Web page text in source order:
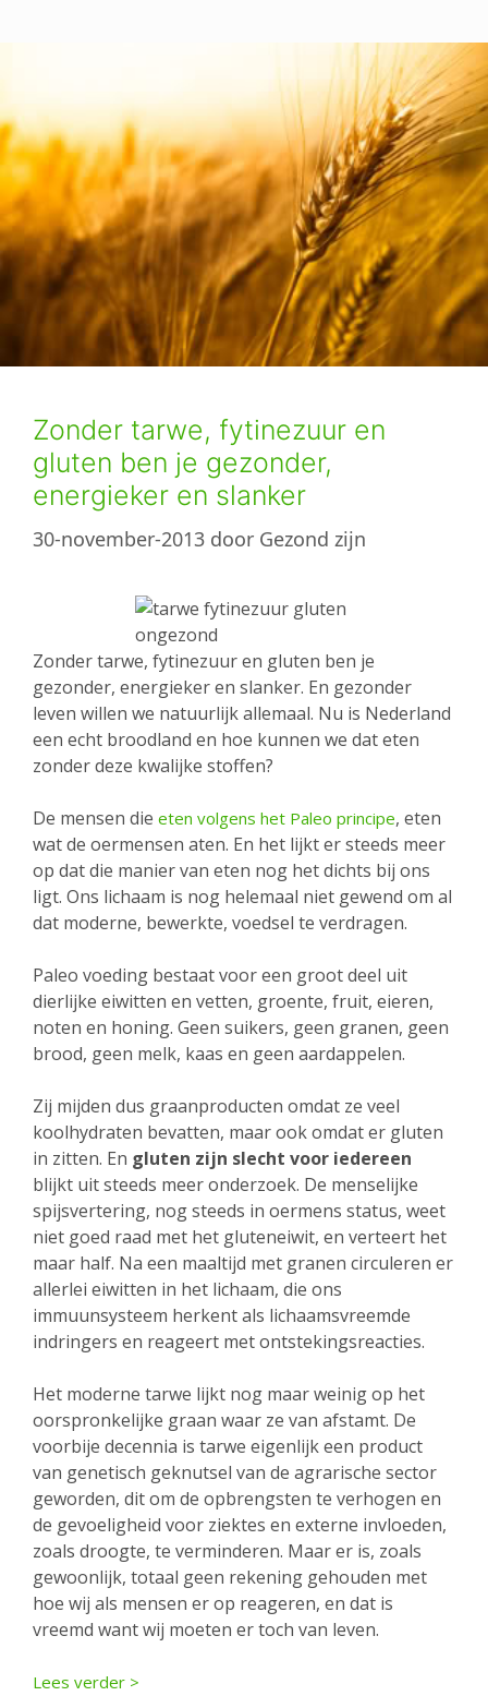
Zonder tarwe, fytinezuur en
gluten ben je gezonder,
energieker en slanker
30-november-2013 door Gezond zijn
Zonder tarwe, fytinezuur en gluten ben je
gezonder, energieker en slanker. En gezonder
leven willen we natuurlijk allemaal. Nu is Nederland
een echt broodland en hoe kunnen we dat eten
zonder deze kwalijke stoffen?
De mensen die eten volgens het Paleo principe, eten
wat de oermensen aten. En het lijkt er steeds meer
op dat die manier van eten nog het dichts bij ons
ligt. Ons lichaam is nog helemaal niet gewend om al
dat moderne, bewerkte, voedsel te verdragen.
Paleo voeding bestaat voor een groot deel uit
dierlijke eiwitten en vetten, groente, fruit, eieren,
noten en honing. Geen suikers, geen granen, geen
brood, geen melk, kaas en geen aardappelen.
Zij mijden dus graanproducten omdat ze veel
koolhydraten bevatten, maar ook omdat er gluten
in zitten. En gluten zijn slecht voor iedereen
blijkt uit steeds meer onderzoek. De menselijke
spijsvertering, nog steeds in oermens status, weet
niet goed raad met het gluteneiwit, en verteert het
maar half. Na een maaltijd met granen circuleren er
allerlei eiwitten in het lichaam, die ons
immuunsysteem herkent als lichaamsvreemde
indringers en reageert met ontstekingsreacties.
Het moderne tarwe lijkt nog maar weinig op het
oorspronkelijke graan waar ze van afstamt. De
voorbije decennia is tarwe eigenlijk een product
van genetisch geknutsel van de agrarische sector
geworden, dit om de opbrengsten te verhogen en
de gevoeligheid voor ziektes en externe invloeden,
zoals droogte, te verminderen. Maar er is, zoals
gewoonlijk, totaal geen rekening gehouden met
hoe wij als mensen er op reageren, en dat is
vreemd want wij moeten er toch van leven.
Lees verder >